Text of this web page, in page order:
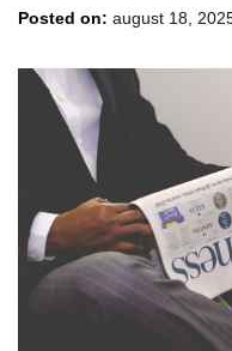
Posted on: august 18,